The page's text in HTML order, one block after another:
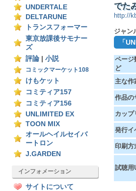
UNDERTALE
DELTARUNE
トランスフォーマー
東京放課後サモナー
ズ
評論
小説
コミックマーケット108
けもケット
コミティア157
コミティア156
UNLIMITED EX
TOON MIX
オールヘイルセイバ
ートロン
J.GARDEN
インフォメーション
サイトについて
でた
http://
ジャン
「
ページ
ど
主な作
作品の
カップ
発行イ
印刷方
試聴用